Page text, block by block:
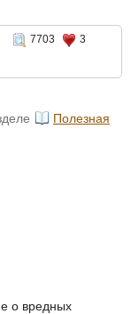
7703
3
Полезная
о вредных